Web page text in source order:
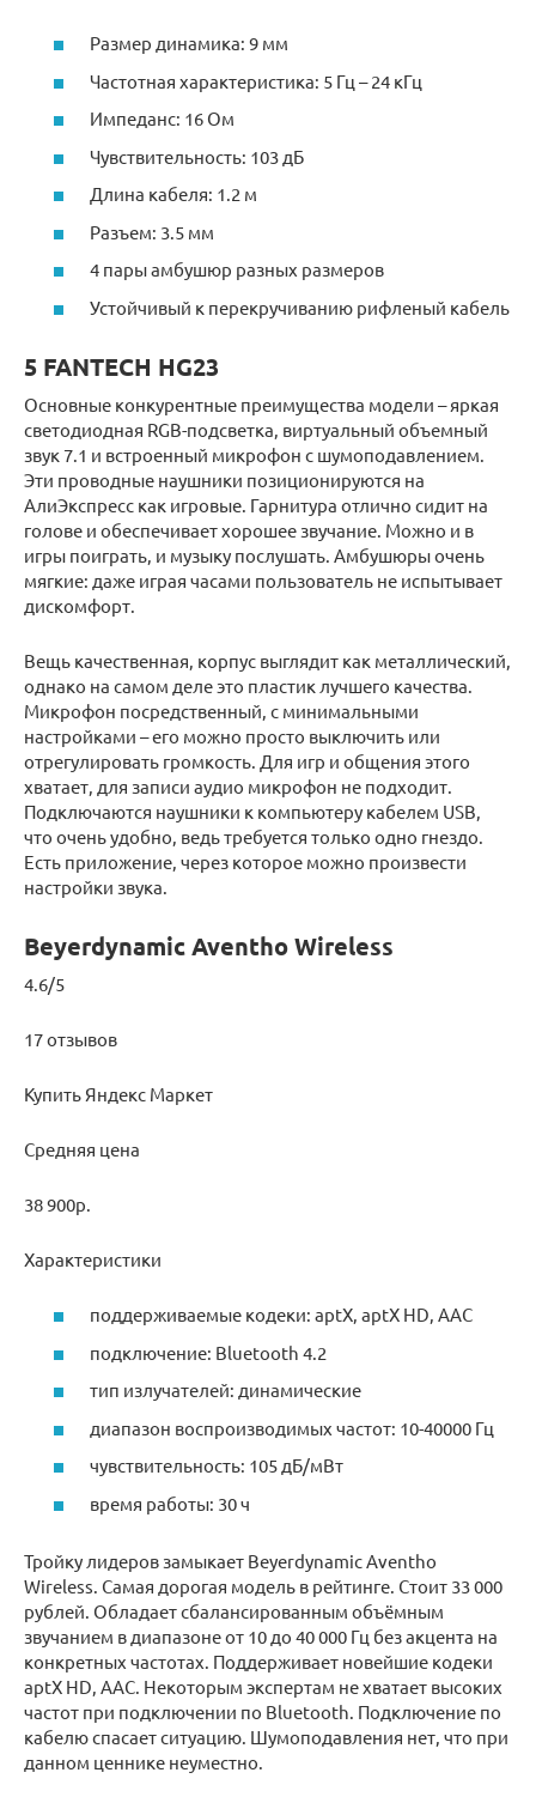
Размер динамика: 9 мм
Частотная характеристика: 5 Гц – 24 кГц
Импеданс: 16 Ом
Чувствительность: 103 дБ
Длина кабеля: 1.2 м
Разъем: 3.5 мм
4 пары амбушюр разных размеров
Устойчивый к перекручиванию рифленый кабель
5 FANTECH HG23
Основные конкурентные преимущества модели – яркая
светодиодная RGB-подсветка, виртуальный объемный
звук 7.1 и встроенный микрофон с шумоподавлением.
Эти проводные наушники позиционируются на
АлиЭкспресс как игровые. Гарнитура отлично сидит на
голове и обеспечивает хорошее звучание. Можно и в
игры поиграть, и музыку послушать. Амбушюры очень
мягкие: даже играя часами пользователь не испытывает
дискомфорт.
Вещь качественная, корпус выглядит как металлический,
однако на самом деле это пластик лучшего качества.
Микрофон посредственный, с минимальными
настройками – его можно просто выключить или
отрегулировать громкость. Для игр и общения этого
хватает, для записи аудио микрофон не подходит.
Подключаются наушники к компьютеру кабелем USB,
что очень удобно, ведь требуется только одно гнездо.
Есть приложение, через которое можно произвести
настройки звука.
Beyerdynamic Aventho Wireless
4.6/5
17 отзывов
Купить Яндекс Маркет
Средняя цена
38 900р.
Характеристики
поддерживаемые кодеки: aptX, aptX HD, AAC
подключение: Bluetooth 4.2
тип излучателей: динамические
диапазон воспроизводимых частот: 10-40000 Гц
чувствительность: 105 дБ/мВт
время работы: 30 ч
Тройку лидеров замыкает Beyerdynamic Aventho
Wireless. Самая дорогая модель в рейтинге. Стоит 33 000
рублей. Обладает сбалансированным объёмным
звучанием в диапазоне от 10 до 40 000 Гц без акцента на
конкретных частотах. Поддерживает новейшие кодеки
aptX HD, AAC. Некоторым экспертам не хватает высоких
частот при подключении по Bluetooth. Подключение по
кабелю спасает ситуацию. Шумоподавления нет, что при
данном ценнике неуместно.